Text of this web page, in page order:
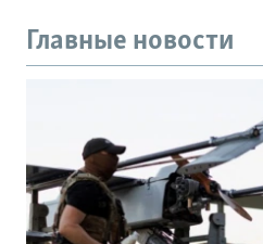
Главные новости